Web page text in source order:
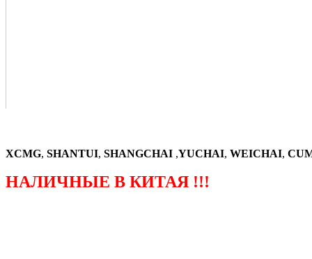
XCMG, SHANTUI, SHANGCHAI ,YUCHAI, WEICHAI,
НАЛИЧНЫЕ В КИТАЯ !!!